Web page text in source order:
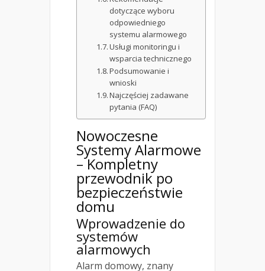
dotyczące wyboru
odpowiedniego
systemu alarmowego
Usługi monitoringu i
wsparcia technicznego
Podsumowanie i
wnioski
Najczęściej zadawane
pytania (FAQ)
Nowoczesne
Systemy Alarmowe
– Kompletny
przewodnik po
bezpieczeństwie
domu
Wprowadzenie do
systemów
alarmowych
Alarm domowy, znany